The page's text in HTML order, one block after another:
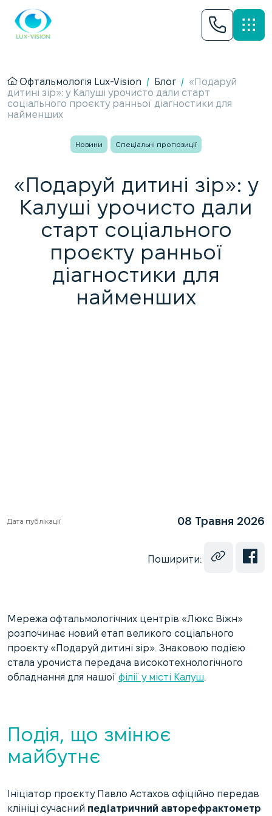
Офтальмологія Lux-Vision / Блог / «Подаруй
дитині зір»: у Калуші урочисто дали старт
соціального проєкту ранньої діагностики для
найменших
Новини Спеціальні пропозиції
«Подаруй дитині зір»: у
Калуші урочисто дали
старт соціального
проєкту ранньої
діагностики для
найменших
Дата публікації 08 Травня 2026
Поширити:
Мережа офтальмологічних центрів «Люкс Віжн»
розпочинає новий етап великого соціального
проєкту «Подаруй дитині зір». Знаковою подією
стала урочиста передача високотехнологічного
обладнання для нашої філії у місті Калуш.
Подія, що змінює
майбутнє
Ініціатор проєкту Павло Астахов офіційно передав
клініці сучасний педіатричний авторефрактометр